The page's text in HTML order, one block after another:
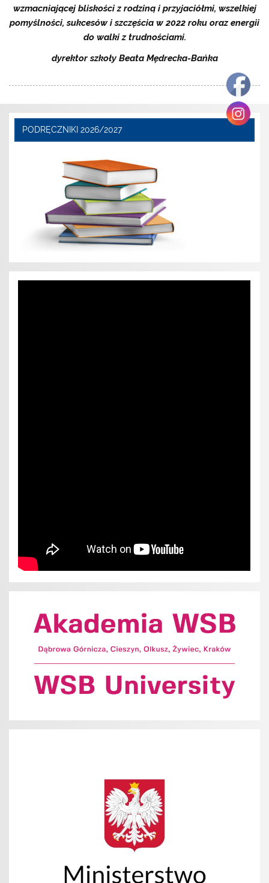
wzmacniającej bliskości z rodziną i przyjaciółmi, wszelkiej
pomyślności, sukcesów i szczęścia w 2022 roku oraz energii
do walki z trudnościami.
dyrektor szkoły Beata Mędrecka-Bańka
PODRĘCZNIKI 2026/2027